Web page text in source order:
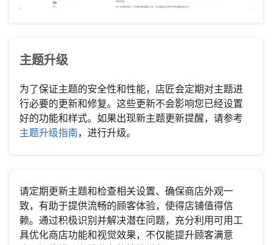
主题升级
为了保证主题的安全性和性能，店匠会定期对主题进
行必要的更新和修复。这些更新不会影响您已经设置
好的功能和样式。如果出现新主题更新提醒，请参考
主题升级指南，进行升级。
请定期更新主题和检查相关设置、确保商店外观一
致，有助于提供流畅的顾客体验，使得店铺值得信
赖。通过积极识别并解决潜在问题，充分利用可用工
具优化商店功能和视觉效果，不仅能提升顾客满意